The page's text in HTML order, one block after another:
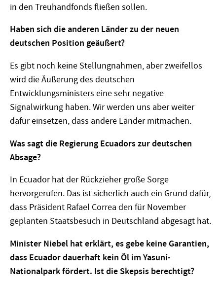
in den Treuhandfonds fließen sollen.
Haben sich die anderen Länder zu der neuen
deutschen Position geäußert?
Es gibt noch keine Stellungnahmen, aber zweifellos
wird die Äußerung des deutschen
Entwicklungsministers eine sehr negative
Signalwirkung haben. Wir werden uns aber weiter
dafür einsetzen, dass andere Länder mitmachen.
Was sagt die Regierung Ecuadors zur deutschen
Absage?
In Ecuador hat der Rückzieher große Sorge
hervorgerufen. Das ist sicherlich auch ein Grund dafür,
dass Präsident Rafael Correa den für November
geplanten Staatsbesuch in Deutschland abgesagt hat.
Minister Niebel hat erklärt, es gebe keine Garantien,
dass Ecuador dauerhaft kein Öl im Yasuní-
Nationalpark fördert. Ist die Skepsis berechtigt?